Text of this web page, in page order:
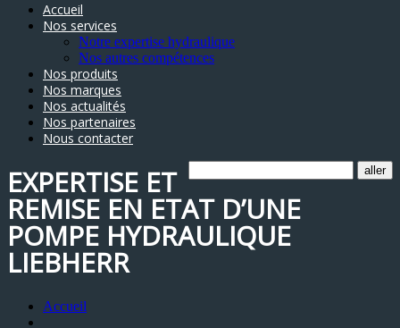
Accueil
Nos services
Notre expertise hydraulique
Nos autres compétences
Nos produits
Nos marques
Nos actualités
Nos partenaires
Nous contacter
EXPERTISE ET
REMISE EN ETAT D’UNE
POMPE HYDRAULIQUE
LIEBHERR
Accueil